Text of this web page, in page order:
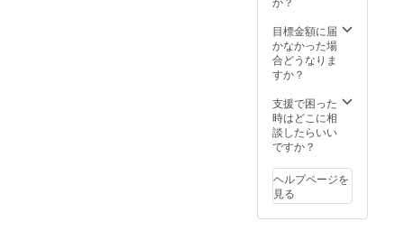
目標金額に届
かなかった場
合どうなりま
すか？
支援で困った
時はどこに相
談したらいい
ですか？
ヘルプページを
見る